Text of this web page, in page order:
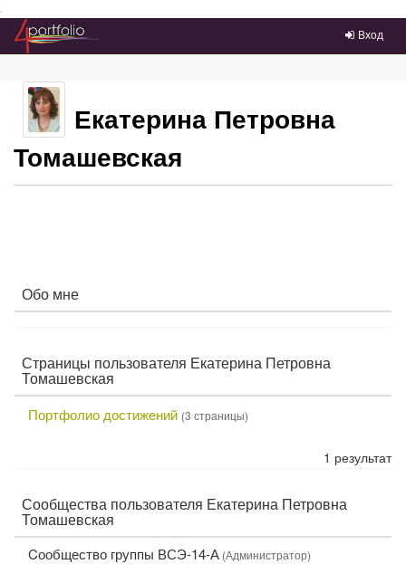
Преейти на главное меню
Вход
Екатерина Петровна
Томашевская
Обо мне
Страницы пользователя Екатерина Петровна
Томашевская
Портфолио достижений (3 страницы)
1 результат
Сообщества пользователя Екатерина Петровна
Томашевская
Cообщество группы ВСЭ-14-А (Администратор)